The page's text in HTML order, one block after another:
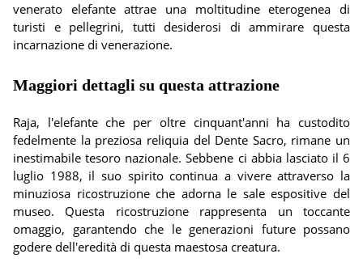
venerato elefante attrae una moltitudine eterogenea di
turisti e pellegrini, tutti desiderosi di ammirare questa
incarnazione di venerazione.
Maggiori dettagli su questa attrazione
Raja, l'elefante che per oltre cinquant'anni ha custodito
fedelmente la preziosa reliquia del Dente Sacro, rimane un
inestimabile tesoro nazionale. Sebbene ci abbia lasciato il 6
luglio 1988, il suo spirito continua a vivere attraverso la
minuziosa ricostruzione che adorna le sale espositive del
museo. Questa ricostruzione rappresenta un toccante
omaggio, garantendo che le generazioni future possano
godere dell'eredità di questa maestosa creatura.